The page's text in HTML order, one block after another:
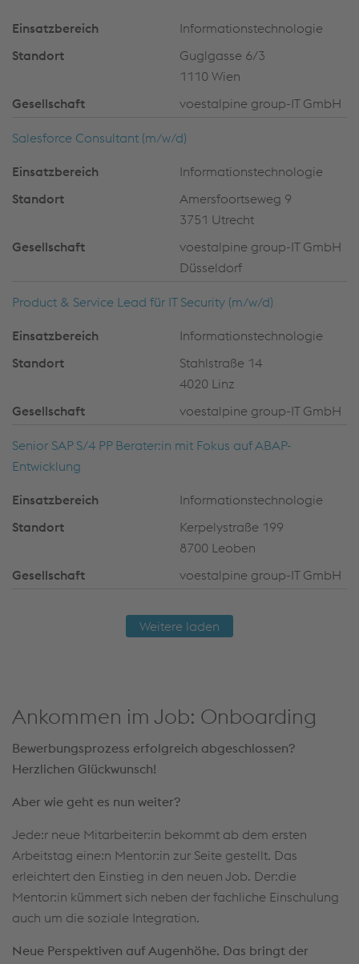
Informationstechnologie
Guglgasse 6/3
1110 Wien
voestalpine group-IT GmbH
Salesforce Consultant (m/w/d)
Informationstechnologie
Amersfoortseweg 9
3751 Utrecht
voestalpine group-IT GmbH
Düsseldorf
Product & Service Lead für IT Security (m/w/d)
Informationstechnologie
Stahlstraße 14
4020 Linz
voestalpine group-IT GmbH
Senior SAP S/4 PP Berater:in mit Fokus auf ABAP-
Entwicklung
Informationstechnologie
Kerpelystraße 199
8700 Leoben
voestalpine group-IT GmbH
Weitere laden
Ankommen im Job: Onboarding
Bewerbungsprozess erfolgreich abgeschlossen?
Herzlichen Glückwunsch!
Aber wie geht es nun weiter?
Jede:r neue Mitarbeiter:in bekommt ab dem ersten
Arbeitstag eine:n Mentor:in zur Seite gestellt. Das
erleichtert den Einstieg in den neuen Job. Der:die
Mentor:in kümmert sich neben der fachliche Einschulung
auch um die soziale Integration.
Neue Perspektiven auf Augenhöhe. Das bringt der